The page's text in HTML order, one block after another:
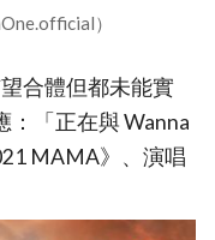
）
合體但都未能實
：「正在與 Wanna
MAMA》、演唱